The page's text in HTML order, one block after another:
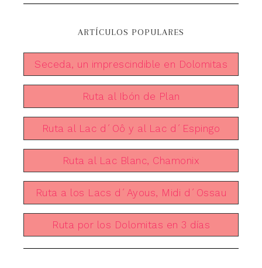
ARTÍCULOS POPULARES
Seceda, un imprescindible en Dolomitas
Ruta al Ibón de Plan
Ruta al Lac d´Oô y al Lac d´Espingo
Ruta al Lac Blanc, Chamonix
Ruta a los Lacs d´Ayous, Midi d´Ossau
Ruta por los Dolomitas en 3 días